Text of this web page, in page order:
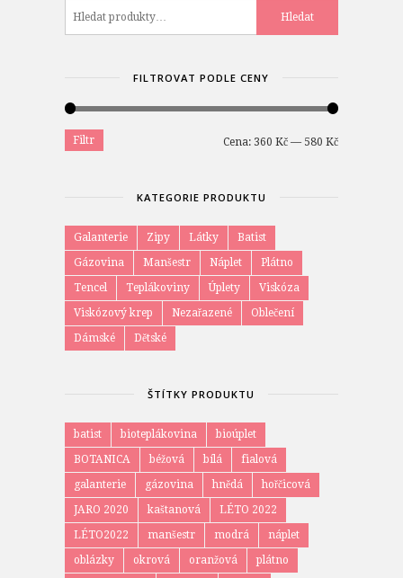
Hledat
FILTROVAT PODLE CENY
Minimální
Maximální
Filtr Cena: 360 Kč — 580 Kč
KATEGORIE PRODUKTU
Galanterie Zipy Látky
Batist
Gázovina
Manšestr Náplet
Plátno
Tencel
Teplákoviny Úplety
Viskóza
Viskózový krep
Nezařazené
Oblečení
Dámské
Dětské
ŠTÍTKY PRODUKTU
batist bioteplákovina
bioúplet
BOTANICA
béžová bílá
fialová
galanterie
gázovina hnědá
hořčicová
JARO 2020
kaštanová
LÉTO 2022
LÉTO2022
manšestr modrá
náplet
oblázky
okrová oranžová
plátno